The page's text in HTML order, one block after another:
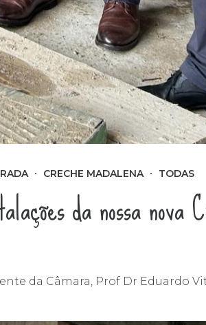
CRECHE MADALENA TODAS
da nossa nova
da Câmara, Prof Dr Eduardo